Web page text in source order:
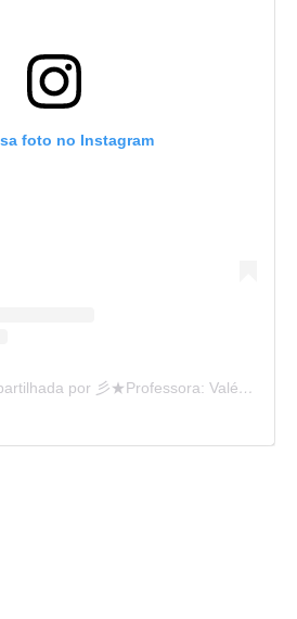
foto no Instagram
Uma publicação compartilhada por 彡★Professora: Valéria·.¸¸.· (@ensinandocomcarinho)